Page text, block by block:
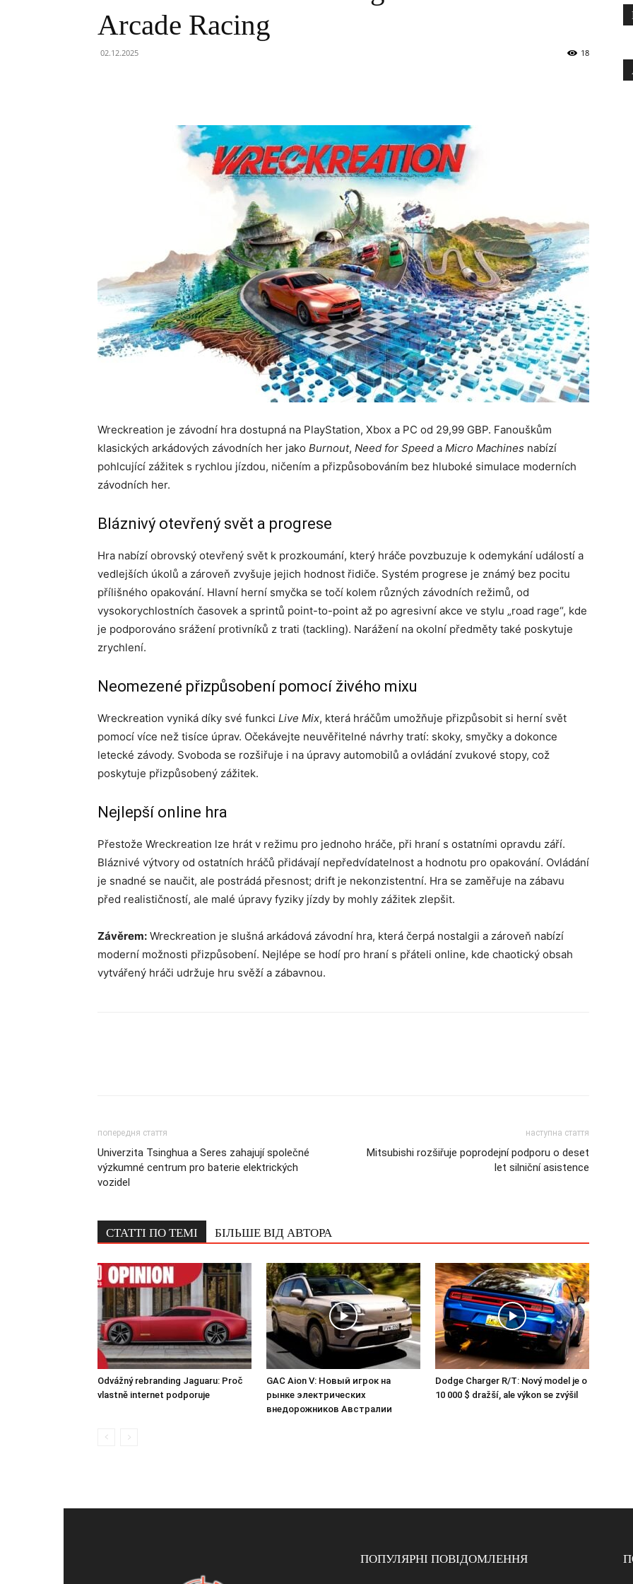
Arcade Racing
02.12.2025 18
Wreckreation je závodní hra dostupná na PlayStation, Xbox a PC od 29,99 GBP. Fanouškům
klasických arkádových závodních her jako Burnout, Need for Speed a Micro Machines nabízí
pohlcující zážitek s rychlou jízdou, ničením a přizpůsobováním bez hluboké simulace moderních
závodních her.
Bláznivý otevřený svět a progrese
Hra nabízí obrovský otevřený svět k prozkoumání, který hráče povzbuzuje k odemykání událostí a
vedlejších úkolů a zároveň zvyšuje jejich hodnost řidiče. Systém progrese je známý bez pocitu
přílišného opakování. Hlavní herní smyčka se točí kolem různých závodních režimů, od
vysokorychlostních časovek a sprintů point-to-point až po agresivní akce ve stylu „road rage“, kde
je podporováno srážení protivníků z trati (tackling). Narážení na okolní předměty také poskytuje
zrychlení.
Neomezené přizpůsobení pomocí živého mixu
Wreckreation vyniká díky své funkci Live Mix, která hráčům umožňuje přizpůsobit si herní svět
pomocí více než tisíce úprav. Očekávejte neuvěřitelné návrhy tratí: skoky, smyčky a dokonce
letecké závody. Svoboda se rozšiřuje i na úpravy automobilů a ovládání zvukové stopy, což
poskytuje přizpůsobený zážitek.
Nejlepší online hra
Přestože Wreckreation lze hrát v režimu pro jednoho hráče, při hraní s ostatními opravdu září.
Bláznivé výtvory od ostatních hráčů přidávají nepředvídatelnost a hodnotu pro opakování. Ovládání
je snadné se naučit, ale postrádá přesnost; drift je nekonzistentní. Hra se zaměřuje na zábavu
před realističností, ale malé úpravy fyziky jízdy by mohly zážitek zlepšit.
Závěrem: Wreckreation je slušná arkádová závodní hra, která čerpá nostalgii a zároveň nabízí
moderní možnosti přizpůsobení. Nejlépe se hodí pro hraní s přáteli online, kde chaotický obsah
vytvářený hráči udržuje hru svěží a zábavnou.
попередня стаття
Univerzita Tsinghua a Seres zahajují společné
výzkumné centrum pro baterie elektrických
vozidel
наступна стаття
Mitsubishi rozšiřuje poprodejní podporu o deset
let silniční asistence
СТАТТІ ПО ТЕМІ БІЛЬШЕ ВІД АВТОРА
Odvážný rebranding Jaguaru: Proč
vlastně internet podporuje
GAC Aion V: Новый игрок на
рынке электрических
внедорожников Австралии
Dodge Charger R/T: Nový model je o
10 000 $ dražší, ale výkon se zvýšil
ПОПУЛЯРНІ ПОВІДОМЛЕННЯ